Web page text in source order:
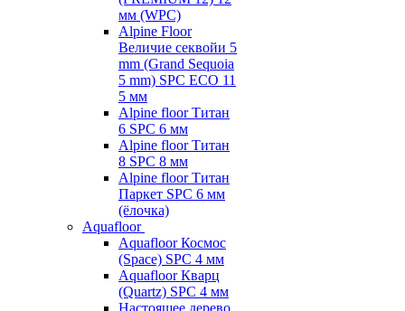
мм (WPC)
Alpine Floor
Величие секвойи 5
mm (Grand Sequoia
5 mm) SPC ECO 11
5 мм
Alpine floor Титан
6 SPC 6 мм
Alpine floor Титан
8 SPC 8 мм
Alpine floor Титан
Паркет SPC 6 мм
(ёлочка)
Aquafloor
Aquafloor Космос
(Space) SPC 4 мм
Aquafloor Кварц
(Quartz) SPC 4 мм
Настоящее дерево